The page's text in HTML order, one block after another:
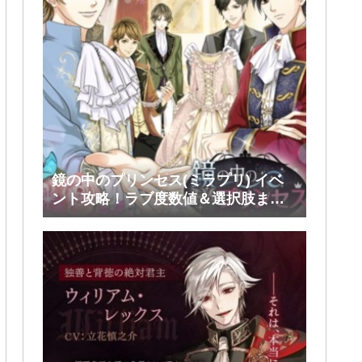
鏡の中のプリンセス(ミラプリ) イベ
ント攻略！ラブ度数値＆選択肢まと
め！